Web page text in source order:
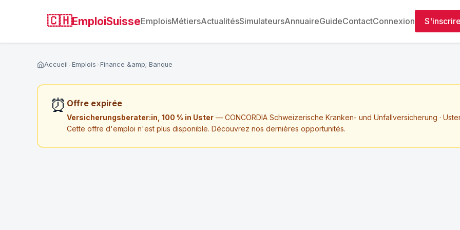
🇨🇭EmploiSuisseEmploisMétiersActualitésSimulateursAnnuaireGuideContactConnexion
Accueil Emplois Finance &amp; Banque
⏰ Offre expirée
Versicherungsberater:in, 100 % in Uster— CONCORDIA Schweizerische Kranken- und Unfallversicherung ·
Cette offre d'emploi n'est plus disponible. Découvrez nos dernières opportunités.